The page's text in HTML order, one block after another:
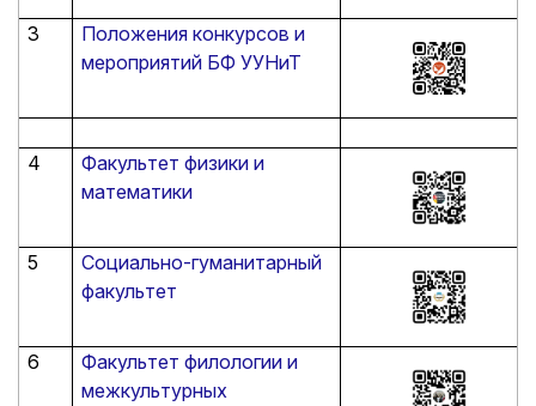
3
Положения конкурсов и
мероприятий БФ УУНиТ
4
Факультет физики и
математики
5
Социально-гуманитарный
факультет
6
Факультет филологии и
межкультурных